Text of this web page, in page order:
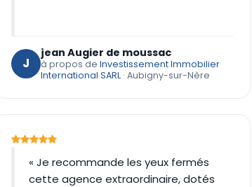
J
jean Augier de moussac
à propos deInvestissement Immobilier
International SARL · Aubigny-sur-Nère
« Je recommande les yeux fermés
cette agence extraordinaire, dotés